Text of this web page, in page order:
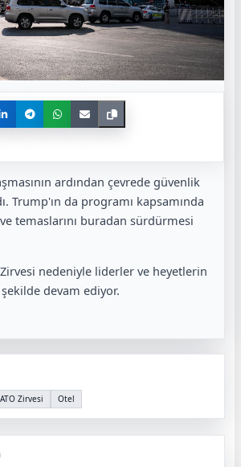
ardından çevrede güvenlik
Trump'ın da programı kapsamında
temaslarını buradan sürdürmesi
nedeniyle liderler ve heyetlerin
devam ediyor.
Zirvesi Otel